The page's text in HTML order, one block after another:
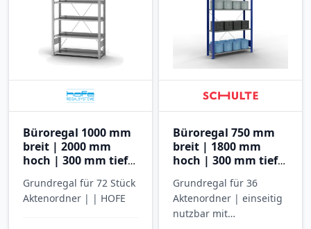
Büroregal 1000 mm
breit | 2000 mm
hoch | 300 mm tief |
Grundregal für 72 Stück
Aktenordner | | HOFE
Büroregal 750 mm
breit | 1800 mm
hoch | 300 mm tief |
Grundregal für 36
Aktenordner | einseitig
nutzbar mit